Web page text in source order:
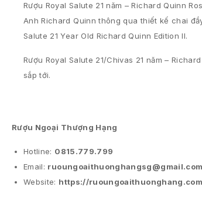
Rượu Royal Salute 21 năm – Richard Quinn
Anh Richard Quinn thông qua thiết kế chai
Salute 21 Year Old Richard Quinn Edition II.
Rượu Royal Salute 21/Chivas 21 năm –
sắp tới.
Rượu Ngoại Thượng Hạng
Hotline: 0815.779.799
Email: ruoungoaithuonghangsg@gmail.com
Website: https://